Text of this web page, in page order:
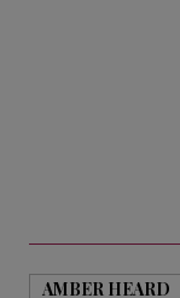
AMBER HEARD